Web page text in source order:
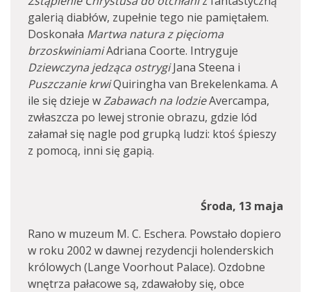
galerią diabłów, zupełnie tego nie pamiętałem.
Doskonała Martwa natura z pięcioma
brzoskwiniamiAdriana Coorte. Intryguje
Dziewczyna jedząca ostrygiJana Steena i
Puszczanie krwiQuiringha van Brekelenkama. A
ile się dzieje wZabawach na lodzieAvercampa,
zwłaszcza po lewej stronie obrazu, gdzie lód
załamał się nagle pod grupką ludzi: ktoś śpieszy
z pomocą, inni się gapią.
Środa, 13 maja
Rano w muzeum M. C. Eschera. Powstało dopiero
w roku 2002 w dawnej rezydencji holenderskich
królowych (Lange Voorhout Palace). Ozdobne
wnętrza pałacowe są, zdawałoby się, obce